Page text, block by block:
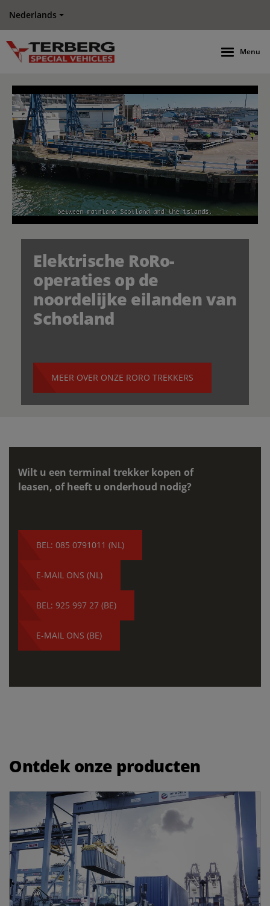
Nederlands
Menu
Elektrische RoRo-
operaties op de
noordelijke eilanden van
Schotland
MEER OVER ONZE RORO TREKKERS
Wilt u een terminal trekker kopen of
leasen, of heeft u onderhoud nodig?
BEL: 085 0791011 (NL)
E-MAIL ONS (NL)
BEL: 925 997 27 (BE)
E-MAIL ONS (BE)
Ontdek onze producten